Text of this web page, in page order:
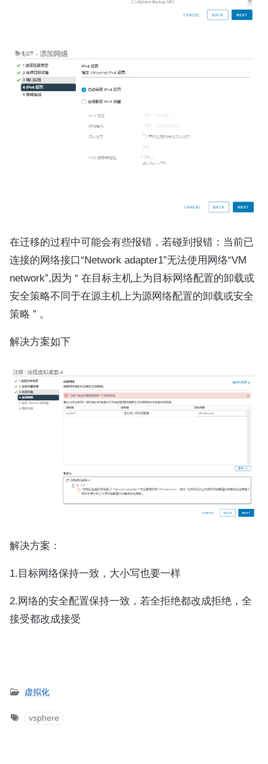
在迁移的过程中可能会有些报错，若碰到报错：当前已
连接的网络接口“Network adapter1”无法使用网络“VM
network”,因为 “ 在目标主机上为目标网络配置的卸载或
安全策略不同于在源主机上为源网络配置的卸载或安全
策略 ” 。
解决方案如下
解决方案：
1.目标网络保持一致，大小写也要一样
2.网络的安全配置保持一致，若全拒绝都改成拒绝，全
接受都改成接受
虚拟化
vsphere